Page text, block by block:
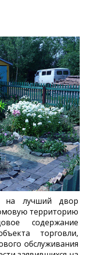
на лучший двор
территорию
содержание
торговли,
обслуживания